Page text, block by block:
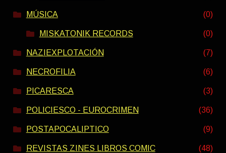
MÚSICA (0)
MISKATONIK RECORDS (0)
NAZIEXPLOTACIÓN (7)
NECROFILIA (6)
PICARESCA (3)
POLICIESCO - EUROCRIMEN (36)
POSTAPOCALIPTICO (9)
REVISTAS ZINES LIBROS COMIC (48)